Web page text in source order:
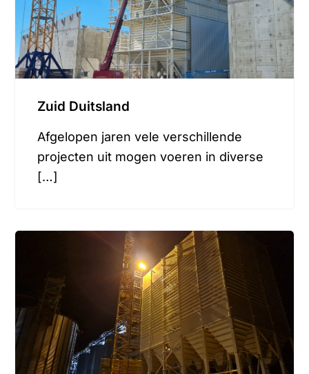
Zuid Duitsland
Afgelopen jaren vele verschillende
projecten uit mogen voeren in diverse
[…]